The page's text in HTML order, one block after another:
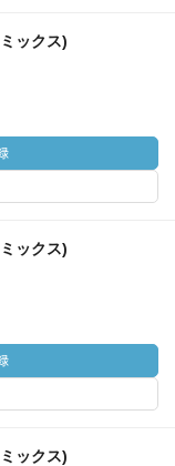
ックス)
ックス)
ックス)